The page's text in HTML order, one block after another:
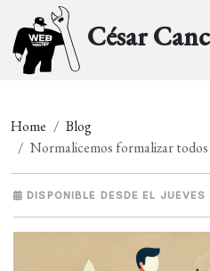
César
Home
Blog
Normalicemos formalizar
DISPONIBLE DESDE EL